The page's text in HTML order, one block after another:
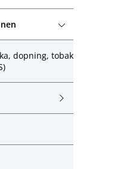
dopning, tobak